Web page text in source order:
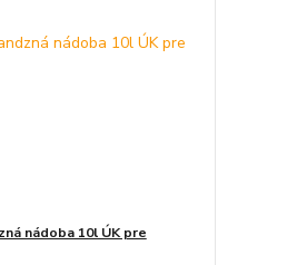
nádoba 10l ÚK pre